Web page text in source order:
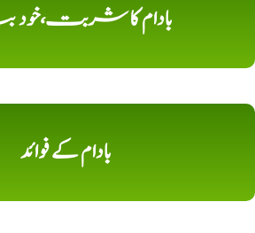
بادام کا شربت،خود
بادام کے فوائد